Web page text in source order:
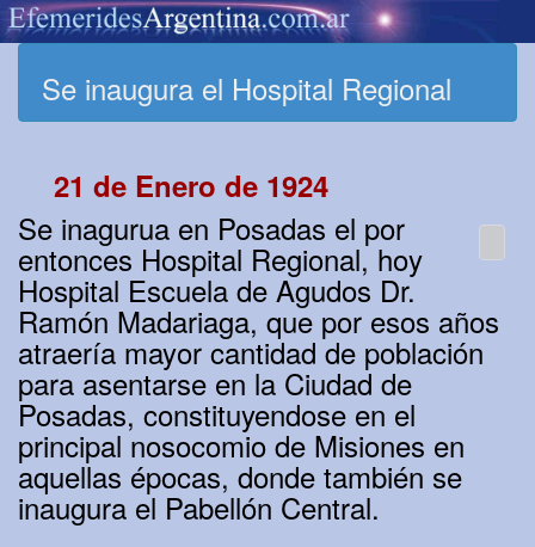
Se inaugura el Hospital Regional
21 de Enero de 1924
Se inagurua en Posadas el por
entonces Hospital Regional, hoy
Hospital Escuela de Agudos Dr.
Ramón Madariaga, que por esos años
atraería mayor cantidad de población
para asentarse en la Ciudad de
Posadas, constituyendose en el
principal nosocomio de Misiones en
aquellas épocas, donde también se
inaugura el Pabellón Central.